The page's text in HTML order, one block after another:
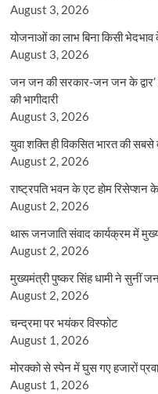
August 3, 2026
योजनाओं का लाभ बिना किसी
August 3, 2026
जन जन की सरकार-जन जन के
की भागीदारी
August 3, 2026
युवा शक्ति ही विकसित भारत की
August 2, 2026
राष्ट्रपति भवन के एट होम रिसेप्शन
August 2, 2026
थारू जनजाति संवाद कार्यक्रम में
August 2, 2026
मुख्यमंत्री पुष्कर सिंह धामी ने सुनीं
August 2, 2026
चन्द्रमा पर भयंकर विस्फोट
August 1, 2026
मोरक्को से स्पेन में घुस गए हजारों
August 1, 2026